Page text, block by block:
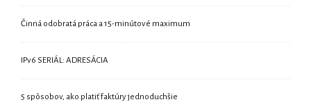
Činná odobratá práca a 15-minútové maximum
IPv6 SERIÁL: ADRESÁCIA
5 spôsobov, ako platiť faktúry jednoduchšie